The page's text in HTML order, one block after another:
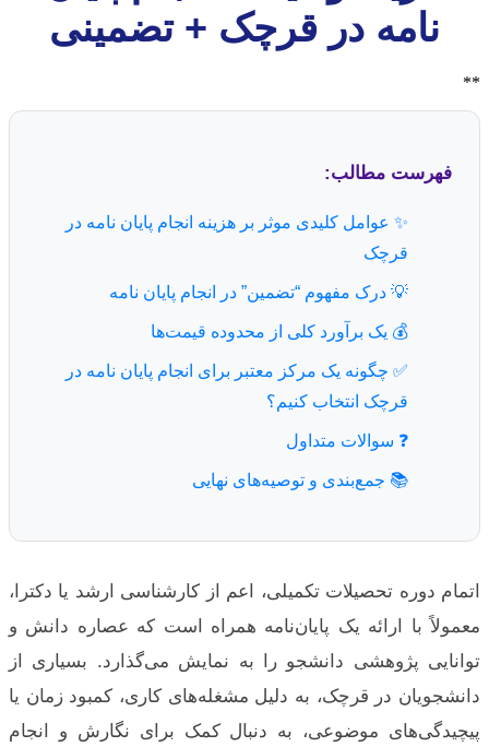
نامه در قرچک + تضمینی
**
فهرست مطالب:
✨ عوامل کلیدی موثر بر هزینه انجام پایان نامه در
قرچک
💡 درک مفهوم “تضمین” در انجام پایان نامه
💰 یک برآورد کلی از محدوده قیمت‌ها
✅ چگونه یک مرکز معتبر برای انجام پایان نامه در
قرچک انتخاب کنیم؟
❓ سوالات متداول
📚 جمع‌بندی و توصیه‌های نهایی
اتمام دوره تحصیلات تکمیلی، اعم از کارشناسی ارشد یا دکترا،
معمولاً با ارائه یک پایان‌نامه همراه است که عصاره دانش و
توانایی پژوهشی دانشجو را به نمایش می‌گذارد. بسیاری از
دانشجویان در قرچک، به دلیل مشغله‌های کاری، کمبود زمان یا
پیچیدگی‌های موضوعی، به دنبال کمک برای نگارش و انجام